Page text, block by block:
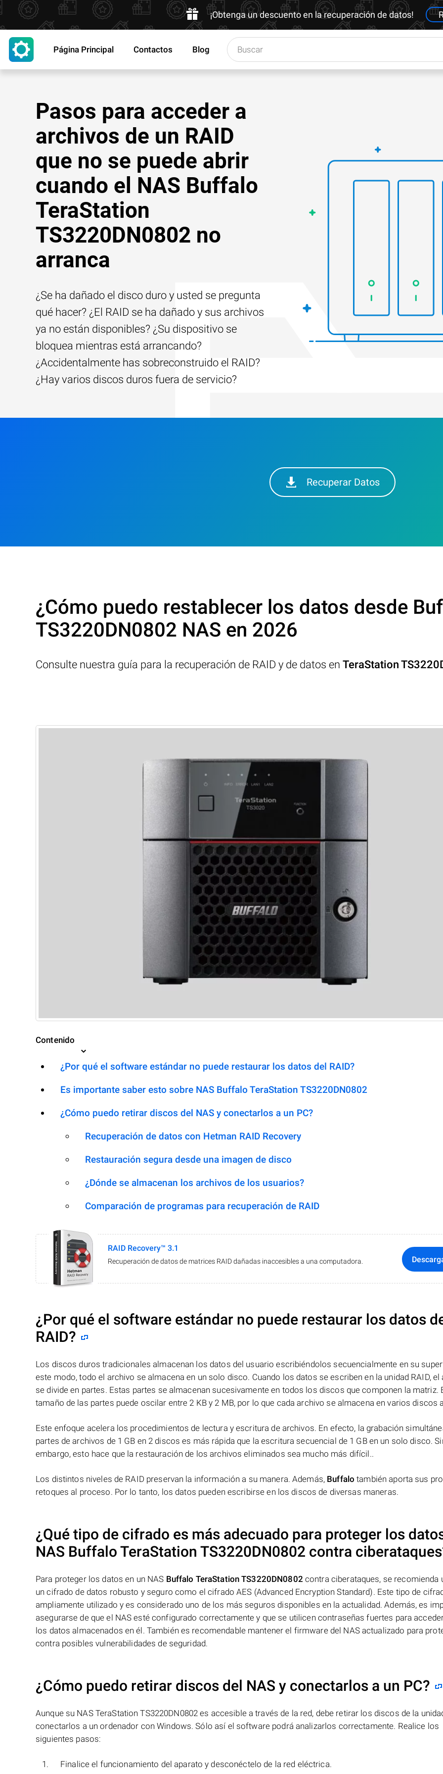
¡Obtenga un descuento en la recuperación de datos!
Página Principal Contactos Blog
Pasos para acceder a
archivos de un RAID
que no se puede abrir
cuando el NAS Buffalo
TeraStation
TS3220DN0802 no
arranca
¿Se ha dañado el disco duro y usted se pregunta
qué hacer? ¿El RAID se ha dañado y sus archivos
ya no están disponibles? ¿Su dispositivo se
bloquea mientras está arrancando?
¿Accidentalmente has sobreconstruido el RAID?
¿Hay varios discos duros fuera de servicio?
Recuperar Datos
¿Cómo puedo restablecer los datos desde
TS3220DN0802 NAS en 2026
Consulte nuestra guía para la recuperación de RAID y de datos en TeraStation
Contenido
¿Por qué el software estándar no puede restaurar los datos del RAID?
Es importante saber esto sobre NAS Buffalo TeraStation TS3220DN0802
¿Cómo puedo retirar discos del NAS y conectarlos a un PC?
Recuperación de datos con Hetman RAID Recovery
Restauración segura desde una imagen de disco
¿Dónde se almacenan los archivos de los usuarios?
Comparación de programas para recuperación de RAID
RAID Recovery™ 3.1
Recuperación de datos de matrices RAID dañadas inaccesibles a una computadora.
¿Por qué el software estándar no puede restaurar los datos
RAID?
Los discos duros tradicionales almacenan los datos del usuario escribiéndolos secuencialmente en su
este modo, todo el archivo se almacena en un solo disco. Cuando los datos se escriben en la unidad RAID, el
se divide en partes. Estas partes se almacenan sucesivamente en todos los discos que componen la matriz.
tamaño de las partes puede oscilar entre 2 KB y 2 MB, por lo que cada archivo se almacena en varios discos
Este enfoque acelera los procedimientos de lectura y escritura de archivos. En efecto, la grabación
partes de archivos de 1 GB en 2 discos es más rápida que la escritura secuencial de 1 GB en un solo disco.
embargo, esto hace que la restauración de los archivos eliminados sea mucho más difícil..
Los distintos niveles de RAID preservan la información a su manera. Además, Buffalo también aporta sus
retoques al proceso. Por lo tanto, los datos pueden escribirse en los discos de diversas maneras.
¿Qué tipo de cifrado es más adecuado para proteger los
NAS Buffalo TeraStation TS3220DN0802 contra
Para proteger los datos en un NAS Buffalo TeraStation TS3220DN0802 contra ciberataques, se recomienda
un cifrado de datos robusto y seguro como el cifrado AES (Advanced Encryption Standard). Este tipo de
ampliamente utilizado y es considerado uno de los más seguros disponibles en la actualidad. Además, es
asegurarse de que el NAS esté configurado correctamente y que se utilicen contraseñas fuertes para
los datos almacenados en él. También es recomendable mantener el firmware del NAS actualizado para
contra posibles vulnerabilidades de seguridad.
¿Cómo puedo retirar discos del NAS y conectarlos a un PC?
Aunque su NAS TeraStation TS3220DN0802 es accesible a través de la red, debe retirar los discos de la
conectarlos a un ordenador con Windows. Sólo así el software podrá analizarlos correctamente. Realice los
siguientes pasos:
Finalice el funcionamiento del aparato y desconéctelo de la red eléctrica.